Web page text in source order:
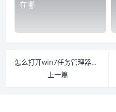
在哪
怎么打开win7任务管理器的六种最详细方法 电脑win7任务管理器怎么打开
上一篇